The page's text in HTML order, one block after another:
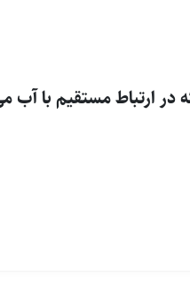
در ارتباط مستقیم با آب